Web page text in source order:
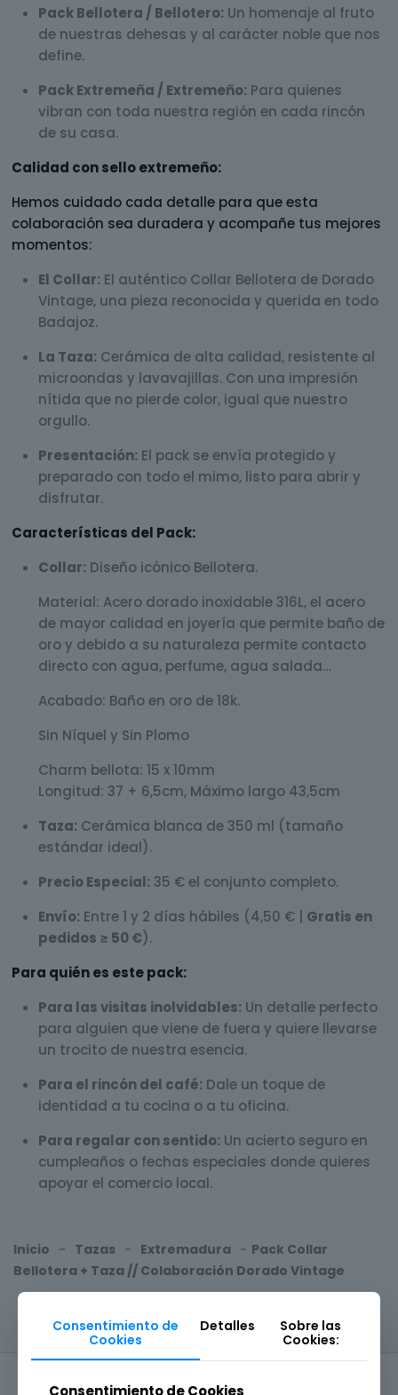
Inicio - Tazas - Extremadura - Pack Collar
Bellotera + Taza // Colaboración Dorado Vintage
Pack Bellotera / Bellotero: Un homenaje al fruto
de nuestras dehesas y al carácter noble que nos
define.
Pack Extremeña / Extremeño: Para quienes
vibran con toda nuestra región en cada rincón
de su casa.
Calidad con sello extremeño:
Hemos cuidado cada detalle para que esta
colaboración sea duradera y acompañe tus mejores
momentos:
El Collar: El auténtico Collar Bellotera de Dorado
Vintage, una pieza reconocida y querida en todo
Badajoz.
La Taza: Cerámica de alta calidad, resistente al
microondas y lavavajillas. Con una impresión
nítida que no pierde color, igual que nuestro
orgullo.
Presentación: El pack se envía protegido y
preparado con todo el mimo, listo para abrir y
disfrutar.
Características del Pack:
Collar: Diseño icónico Bellotera.
Material: Acero dorado inoxidable 316L, el acero
de mayor calidad en joyería que permite baño de
oro y debido a su naturaleza permite contacto
directo con agua, perfume, agua salada…
Acabado: Baño en oro de 18k.
Sin Níquel y Sin Plomo
Charm bellota: 15 x 10mm
Longitud: 37 + 6,5cm, Máximo largo 43,5cm
Taza: Cerámica blanca de 350 ml (tamaño
estándar ideal).
Precio Especial: 35 € el conjunto completo.
Envío: Entre 1 y 2 días hábiles (4,50 € | Gratis en
pedidos ≥ 50 €).
Para quién es este pack:
Para las visitas inolvidables: Un detalle perfecto
para alguien que viene de fuera y quiere llevarse
un trocito de nuestra esencia.
Para el rincón del café: Dale un toque de
identidad a tu cocina o a tu oficina.
Para regalar con sentido: Un acierto seguro en
cumpleaños o fechas especiales donde quieres
apoyar el comercio local.
Consentimiento de
Cookies
Detalles
Sobre las
Cookies:
Consentimiento de Cookies